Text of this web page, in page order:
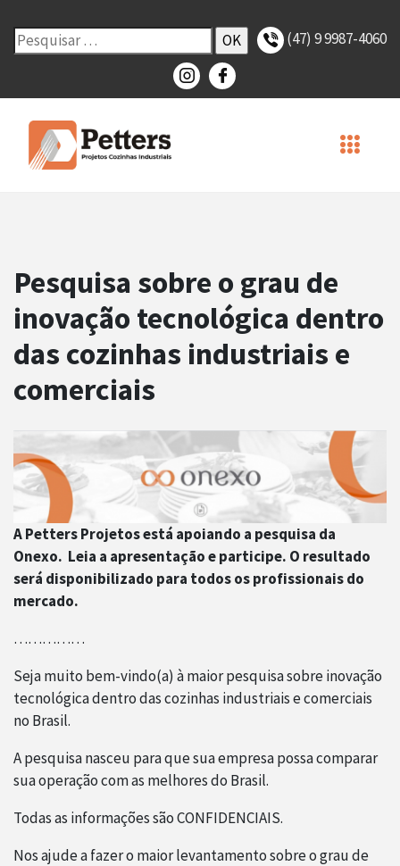
(47) 9 9987-4060
Pesquisa sobre o grau de
inovação tecnológica dentro
das cozinhas industriais e
comerciais
A Petters Projetos está apoiando a pesquisa da
Onexo. Leia a apresentação e participe. O resultado
será disponibilizado para todos os profissionais do
mercado.
……………
Seja muito bem-vindo(a) à maior pesquisa sobre inovação
tecnológica dentro das cozinhas industriais e comerciais
no Brasil.
A pesquisa nasceu para que sua empresa possa comparar
sua operação com as melhores do Brasil.
Todas as informações são CONFIDENCIAIS.
Nos ajude a fazer o maior levantamento sobre o grau de